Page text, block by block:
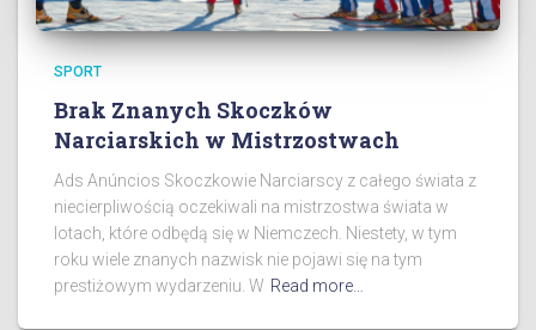
SPORT
Brak Znanych Skoczków
Narciarskich w Mistrzostwach
Ads Anúncios Skoczkowie Narciarscy z całego świata z
niecierpliwością oczekiwali na mistrzostwa świata w
lotach, które odbędą się w Niemczech. Niestety, w tym
roku wiele znanych nazwisk nie pojawi się na tym
prestiżowym wydarzeniu. W Read more…